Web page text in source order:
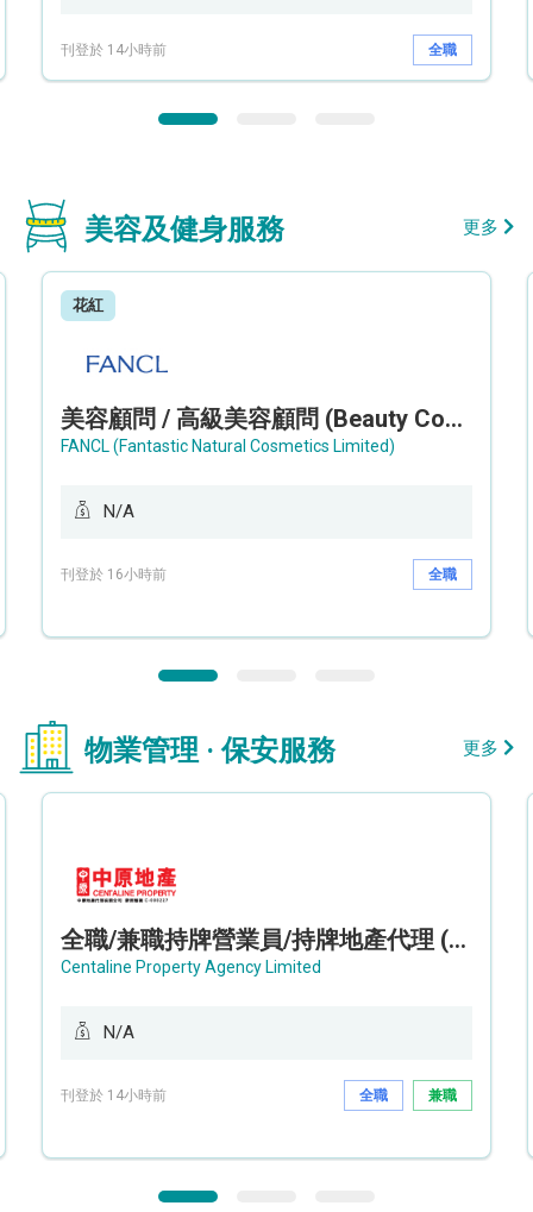
刊登於 14小時前 全職
美容及健身服務 更多
花紅
美容顧問 / 高級美容顧問 (Beauty Consultant / Senior Beauty Consultant)
FANCL (Fantastic Natural Cosmetics Limited)
N/A
刊登於 16小時前 全職
物業管理 · 保安服務 更多
全職/兼職持牌營業員/持牌地產代理 (長沙灣/將軍澳/油塘)
Centaline Property Agency Limited
N/A
刊登於 14小時前 全職 兼職